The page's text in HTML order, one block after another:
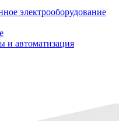
электрооборудование
автоматизация